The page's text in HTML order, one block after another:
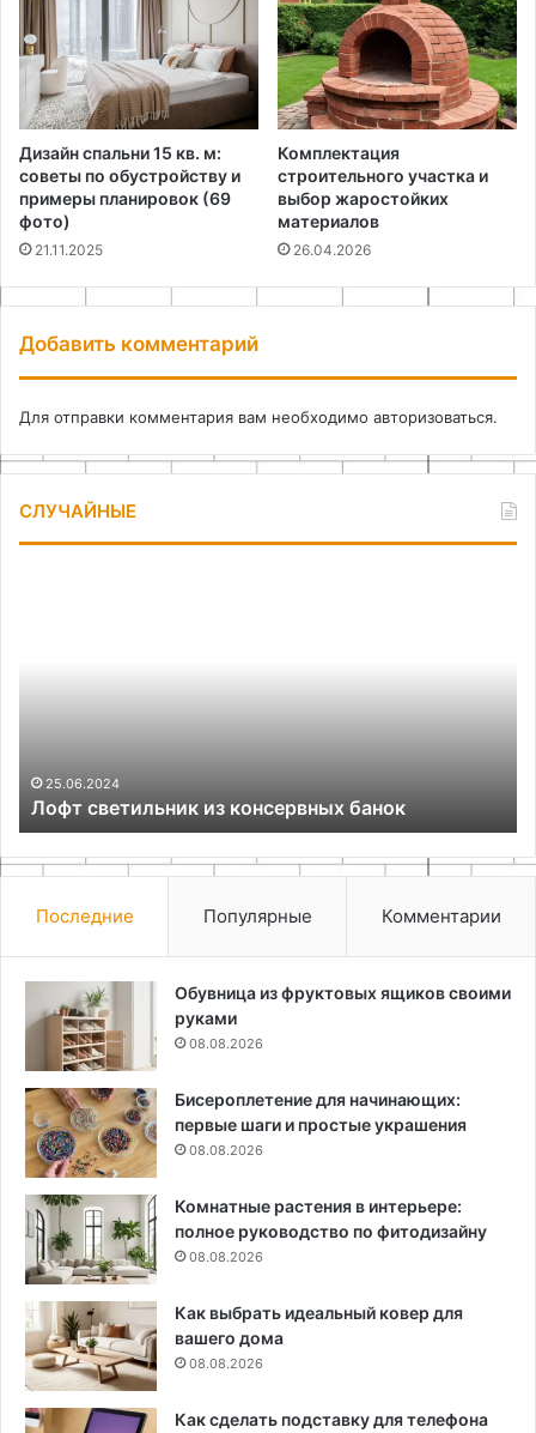
Дизайн спальни 15 кв. м:
советы по обустройству и
примеры планировок (69
фото)
21.11.2025
Комплектация
строительного участка и
выбор жаростойких
материалов
26.04.2026
Добавить комментарий
Для отправки комментария вам необходимо авторизоваться.
СЛУЧАЙНЫЕ
25.06.2024
Лофт светильник из консервных банок
Последние Популярные Комментарии
Обувница из фруктовых ящиков своими
руками
08.08.2026
Бисероплетение для начинающих:
первые шаги и простые украшения
08.08.2026
Комнатные растения в интерьере:
полное руководство по фитодизайну
08.08.2026
Как выбрать идеальный ковер для
вашего дома
08.08.2026
Как сделать подставку для телефона